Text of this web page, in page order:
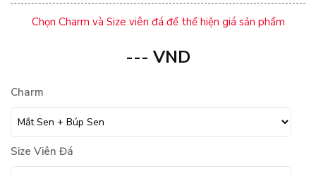
Chọn Charm và Size viên đá để thể hiện giá sản phẩm
--- VND
Charm
Size Viên Đá